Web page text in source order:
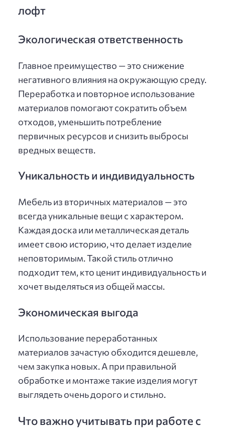
лофт
Экологическая ответственность
Главное преимущество — это снижение
негативного влияния на окружающую среду.
Переработка и повторное использование
материалов помогают сократить объем
отходов, уменьшить потребление
первичных ресурсов и снизить выбросы
вредных веществ.
Уникальность и индивидуальность
Мебель из вторичных материалов — это
всегда уникальные вещи с характером.
Каждая доска или металлическая деталь
имеет свою историю, что делает изделие
неповторимым. Такой стиль отлично
подходит тем, кто ценит индивидуальность и
хочет выделяться из общей массы.
Экономическая выгода
Использование переработанных
материалов зачастую обходится дешевле,
чем закупка новых. А при правильной
обработке и монтаже такие изделия могут
выглядеть очень дорого и стильно.
Что важно учитывать при работе с